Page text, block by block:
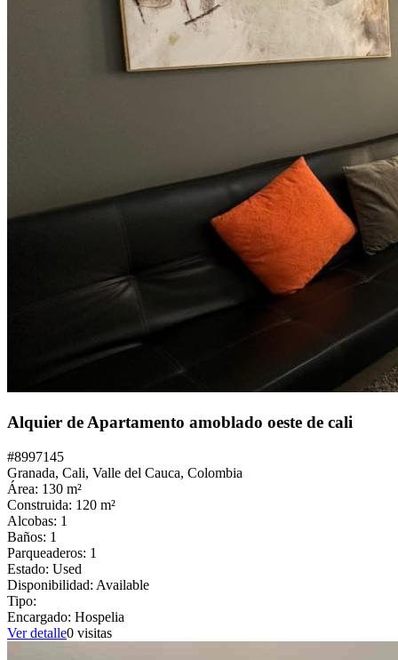
Alquier de Apartamento amoblado oeste de cali
#8997145
Granada, Cali, Valle del Cauca, Colombia
Área: 130 m²
Construida: 120 m²
Alcobas: 1
Baños: 1
Parqueaderos: 1
Estado: Used
Disponibilidad: Available
Tipo:
Encargado: Hospelia
Ver detalle0 visitas